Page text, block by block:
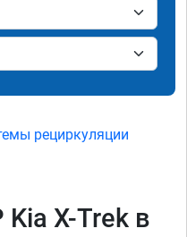
рециркуляции
X-Trek в